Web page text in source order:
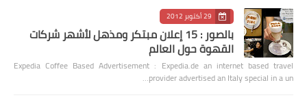
29 أكتوبر 2012
بالصور : 15 إعلان مبتكر ومذهل لأشهر شركات
القهوة حول العالم
Expedia Coffee Based Advertisement : Expedia.de an internet based travel
provider advertised an Italy special in a un…